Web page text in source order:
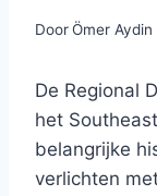
DoorÖmer Aydin
De Regional
het
belangrijke
verlichten